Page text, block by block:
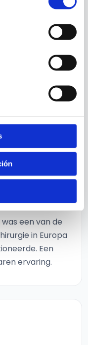
zijn een van de
in
een van de
in Europa
Een
ervaring.